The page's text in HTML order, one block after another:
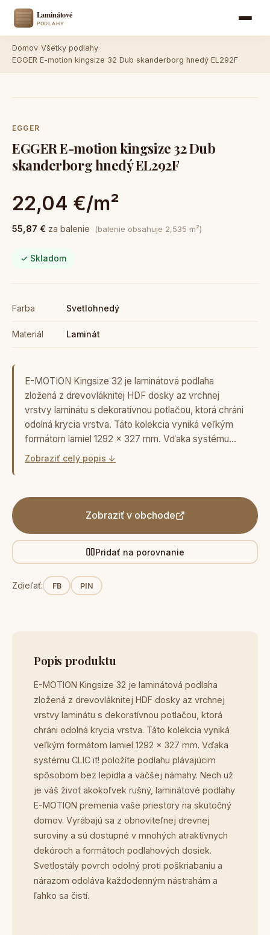
Domov Všetky podlahy
EGGER E-motion kingsize 32 Dub skanderborg hnedý EL292F
EGGER
EGGER E-motion kingsize 32 Dub
skanderborg hnedý EL292F
22,04 €/m²
55,87 € za balenie (balenie obsahuje 2,535 m²)
✓ Skladom
Farba Svetlohnedý
Materiál Laminát
E-MOTION Kingsize 32 je laminátová podlaha
zložená z drevovláknitej HDF dosky az vrchnej
vrstvy laminátu s dekoratívnou potlačou, ktorá chráni
odolná krycia vrstva. Táto kolekcia vyniká veľkým
formátom lamiel 1292 x 327 mm. Vďaka systému…
Zobraziť celý popis ↓
Zobraziť v obchode
Pridať na porovnanie
Zdieľať: FB PIN
Popis produktu
E-MOTION Kingsize 32 je laminátová podlaha
zložená z drevovláknitej HDF dosky az vrchnej
vrstvy laminátu s dekoratívnou potlačou, ktorá
chráni odolná krycia vrstva. Táto kolekcia vyniká
veľkým formátom lamiel 1292 x 327 mm. Vďaka
systému CLIC it! položíte podlahu plávajúcim
spôsobom bez lepidla a väčšej námahy. Nech už
je váš život akokoľvek rušný, laminátové podlahy
E-MOTION premenia vaše priestory na skutočný
domov. Vyrábajú sa z obnoviteľnej drevnej
suroviny a sú dostupné v mnohých atraktívnych
dekóroch a formátoch podlahových dosiek.
Svetlostály povrch odolný proti poškriabaniu a
nárazom odoláva každodenným nástrahám a
ľahko sa čistí.